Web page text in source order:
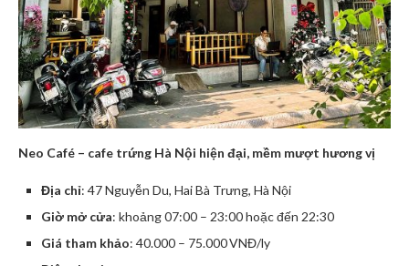
Neo Café – cafe trứng Hà Nội hiện đại, mềm mượt hương vị
Địa chỉ: 47 Nguyễn Du, Hai Bà Trưng, Hà Nội
Giờ mở cửa: khoảng 07:00 – 23:00 hoặc đến 22:30
Giá tham khảo: 40.000 – 75.000 VNĐ/ly